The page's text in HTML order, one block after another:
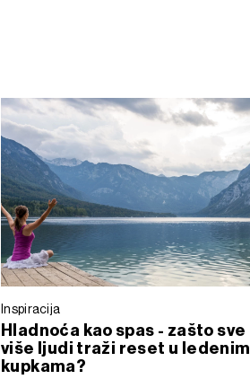
Inspiracija
Hladnoća kao spas - zašto sve
više ljudi traži reset u ledenim
kupkama?